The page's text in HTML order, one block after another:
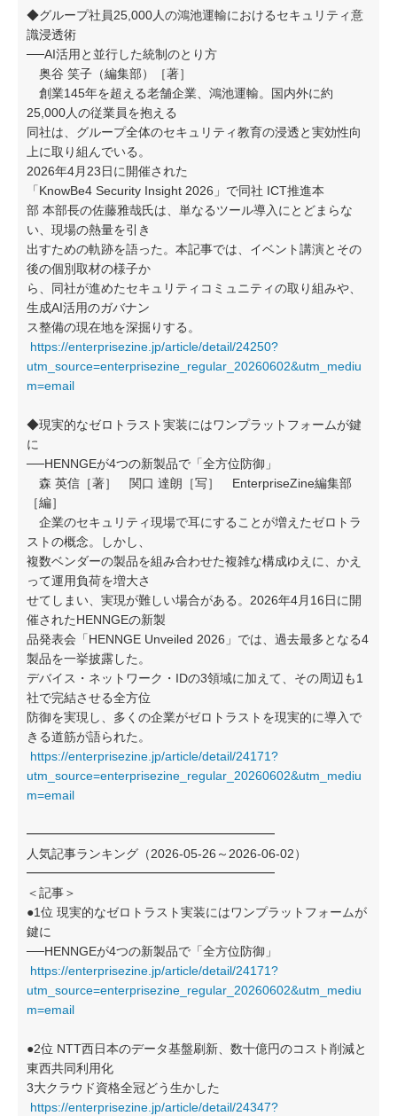
◆グループ社員25,000人の鴻池運輸におけるセキュリティ意
識浸透術
──AI活用と並行した統制のとり方
奥谷 笑子（編集部）［著］
創業145年を超える老舗企業、鴻池運輸。国内外に約
25,000人の従業員を抱える
同社は、グループ全体のセキュリティ教育の浸透と実効性向
上に取り組んでいる。
2026年4月23日に開催された
「KnowBe4 Security Insight 2026」で同社 ICT推進本
部 本部長の佐藤雅哉氏は、単なるツール導入にとどまらな
い、現場の熱量を引き
出すための軌跡を語った。本記事では、イベント講演とその
後の個別取材の様子か
ら、同社が進めたセキュリティコミュニティの取り組みや、
生成AI活用のガバナン
ス整備の現在地を深掘りする。
https://enterprisezine.jp/article/detail/24250?
utm_source=enterprisezine_regular_20260602&utm_mediu
m=email
◆現実的なゼロトラスト実装にはワンプラットフォームが鍵
に
──HENNGEが4つの新製品で「全方位防御」
森 英信［著］ 関口 達朗［写］ EnterpriseZine編集部
［編］
企業のセキュリティ現場で耳にすることが増えたゼロトラ
ストの概念。しかし、
複数ベンダーの製品を組み合わせた複雑な構成ゆえに、かえ
って運用負荷を増大さ
せてしまい、実現が難しい場合がある。2026年4月16日に開
催されたHENNGEの新製
品発表会「HENNGE Unveiled 2026」では、過去最多となる4
製品を一挙披露した。
デバイス・ネットワーク・IDの3領域に加えて、その周辺も1
社で完結させる全方位
防御を実現し、多くの企業がゼロトラストを現実的に導入で
きる道筋が語られた。
https://enterprisezine.jp/article/detail/24171?
utm_source=enterprisezine_regular_20260602&utm_mediu
m=email
━━━━━━━━━━━━━━━━━━━━
人気記事ランキング（2026-05-26～2026-06-02）
━━━━━━━━━━━━━━━━━━━━
＜記事＞
●1位 現実的なゼロトラスト実装にはワンプラットフォームが
鍵に
──HENNGEが4つの新製品で「全方位防御」
https://enterprisezine.jp/article/detail/24171?
utm_source=enterprisezine_regular_20260602&utm_mediu
m=email
●2位 NTT西日本のデータ基盤刷新、数十億円のコスト削減と
東西共同利用化
3大クラウド資格全冠どう生かした
https://enterprisezine.jp/article/detail/24347?